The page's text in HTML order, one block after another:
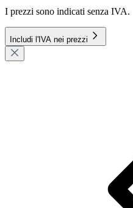
I prezzi sono indicati senza IVA.
Includi l'IVA nei prezzi